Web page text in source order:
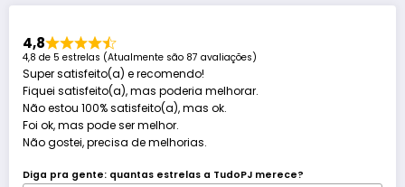
4,8
4,8 de 5 estrelas (Atualmente são 87 avaliações)
Super satisfeito(a) e recomendo!
Fiquei satisfeito(a), mas poderia melhorar.
Não estou 100% satisfeito(a), mas ok.
Foi ok, mas pode ser melhor.
Não gostei, precisa de melhorias.
Diga pra gente: quantas estrelas a TudoPJ merece?